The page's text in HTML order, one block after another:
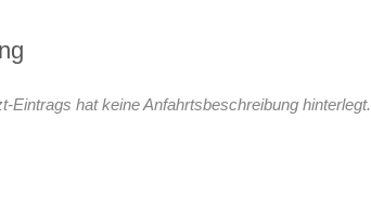
Eintrags hat keine Anfahrtsbeschreibung hinterlegt.